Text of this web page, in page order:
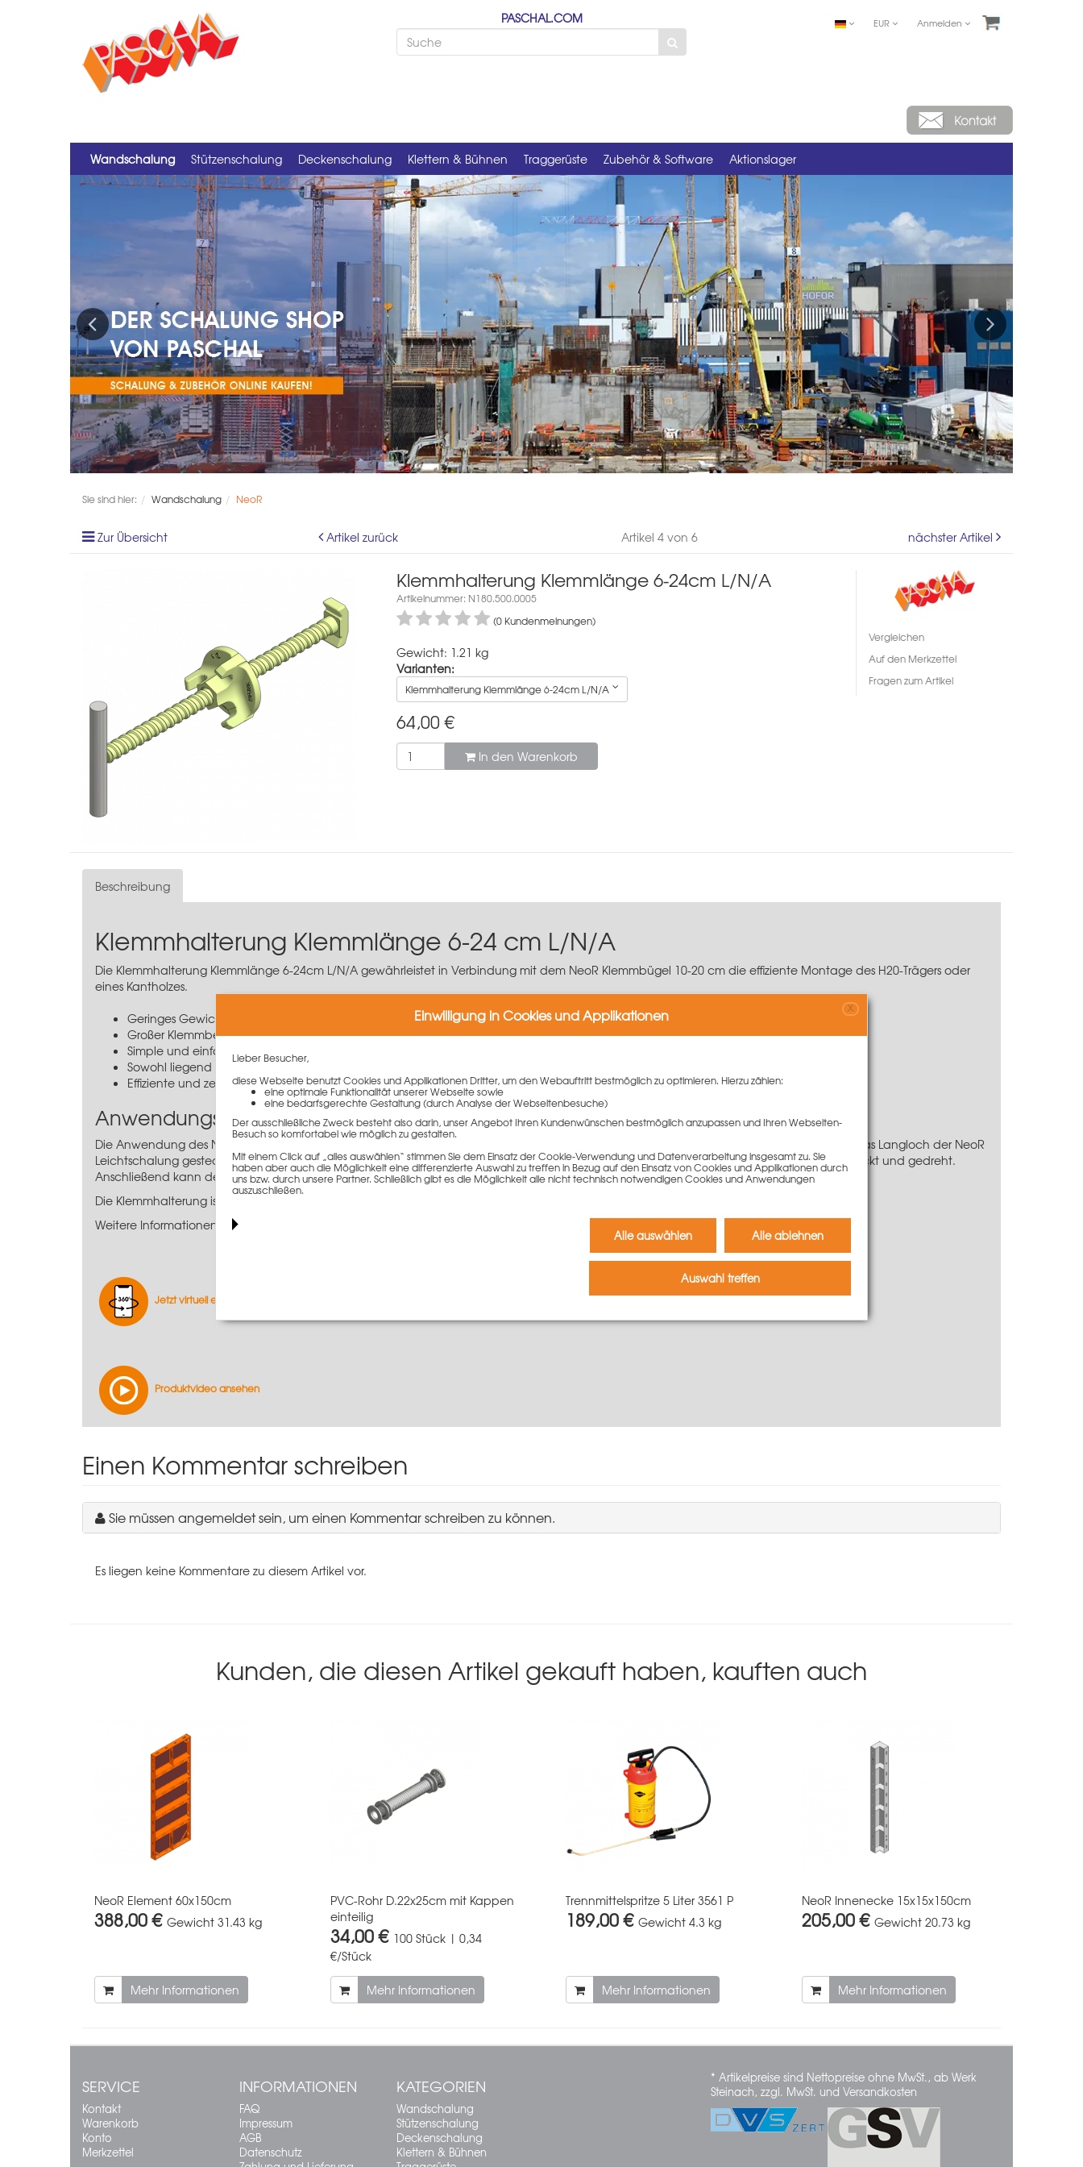
EUR Anmelden
PASCHAL.COM
Wandschalung Stützenschalung Deckenschalung Klettern & Bühnen Traggerüste Zubehör & Software Aktionslager
Previous Next
Sie sind hier: Wandschalung NeoR
Zur Übersicht Artikel zurück Artikel 4 von 6 nächster Artikel
Klemmhalterung Klemmlänge 6-24cm L/N/A
Artikelnummer: N180.500.0005
(0 Kundenmeinungen)
Gewicht: 1.21 kg
Varianten:
Klemmhalterung Klemmlänge 6-24cm L/N/A
64,00 €
In den Warenkorb
Vergleichen
Auf den Merkzettel
Fragen zum Artikel
Beschreibung
Klemmhalterung Klemmlänge 6-24 cm L/N/A
Die Klemmhalterung Klemmlänge 6-24cm L/N/A gewährleistet in Verbindung mit dem NeoR Klemmbügel 10-20 cm die effiziente Montage des H20-Trägers oder
eines Kantholzes.
Geringes Gewicht von nur 1,2 kg
Großer Klemmbereich von 10 cm bis 20 cm
Simple und einfache Montage
Sowohl liegend als auch stehend montierbar
Effiziente und zeitsparende Schalungsausrichtung
Anwendungsinformationen
Die Anwendung des NeoR Klemmbügels sowie der Klemmhalterung erfolgt in wenigen einfachen Schritten. Der NeoR Klemmbügel wird in das Langloch der NeoR
Leichtschalung gesteckt. Danach wird die Klemmhalterung durch den Klemmbügel geschoben und in das entsprechende Langloch gesteckt und gedreht.
Anschließend kann der H20-Träger bzw. das Kantholz aufgelegt und die Flügelmutter festgedreht werden.
Die Klemmhalterung ist im rechten Winkel zum H20-Träger oder zum Kantholz zu montieren.
Weitere Informationen können Sie aus der Technischen Produktinformation entnehmen.
Jetzt virtuell entdecken
Produktvideo ansehen
Einen Kommentar schreiben
Sie müssen angemeldet sein, um einen Kommentar schreiben zu können.
Es liegen keine Kommentare zu diesem Artikel vor.
Kunden, die diesen Artikel gekauft haben, kauften auch
NeoR Element 60x150cm
388,00 € Gewicht 31.43 kg
Mehr Informationen
PVC-Rohr D.22x25cm mit Kappen
einteilig
34,00 € 100 Stück | 0,34
€/Stück
Mehr Informationen
Trennmittelspritze 5 Liter 3561 P
189,00 € Gewicht 4.3 kg
Mehr Informationen
NeoR Innenecke 15x15x150cm
205,00 € Gewicht 20.73 kg
Mehr Informationen
SERVICE
Kontakt
Warenkorb
Konto
Merkzettel
INFORMATIONEN
FAQ
Impressum
AGB
Datenschutz
KATEGORIEN
Wandschalung
Stützenschalung
Deckenschalung
Klettern & Bühnen
* Artikelpreise sind Nettopreise ohne MwSt., ab Werk
Steinach, zzgl. MwSt. und Versandkosten
Einwilligung in Cookies und Applikationen X
Lieber Besucher,
diese Webseite benutzt Cookies und Applikationen Dritter, um den Webauftritt bestmöglich zu optimieren. Hierzu zählen:
eine optimale Funktionalität unserer Webseite sowie
eine bedarfsgerechte Gestaltung (durch Analyse der Webseitenbesuche)
Der ausschließliche Zweck besteht also darin, unser Angebot Ihren Kundenwünschen bestmöglich anzupassen und Ihren Webseiten-
Besuch so komfortabel wie möglich zu gestalten.
Mit einem Click auf „alles auswählen“ stimmen Sie dem Einsatz der Cookie-Verwendung und Datenverarbeitung insgesamt zu. Sie
haben aber auch die Möglichkeit eine differenzierte Auswahl zu treffen in Bezug auf den Einsatz von Cookies und Applikationen durch
uns bzw. durch unsere Partner. Schließlich gibt es die Möglichkeit alle nicht technisch notwendigen Cookies und Anwendungen
auszuschließen.
Alle auswählen Alle ablehnen
Auswahl treffen